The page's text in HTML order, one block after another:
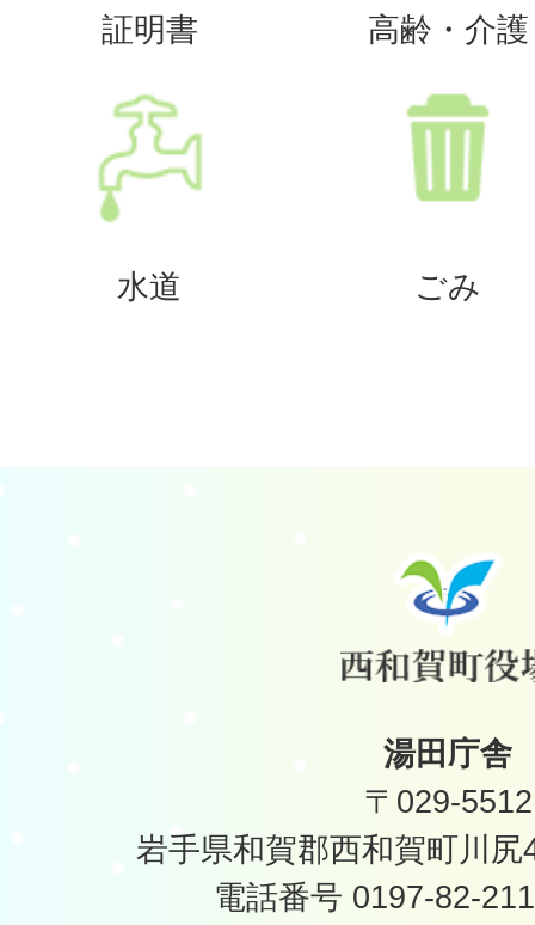
証明書 高齢・介護
水道 ごみ
湯田庁舎
〒029-5512
岩手県和賀郡西和賀町川
電話番号 0197-82-